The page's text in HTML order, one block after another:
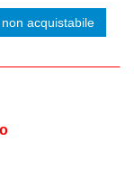
non acquistabile